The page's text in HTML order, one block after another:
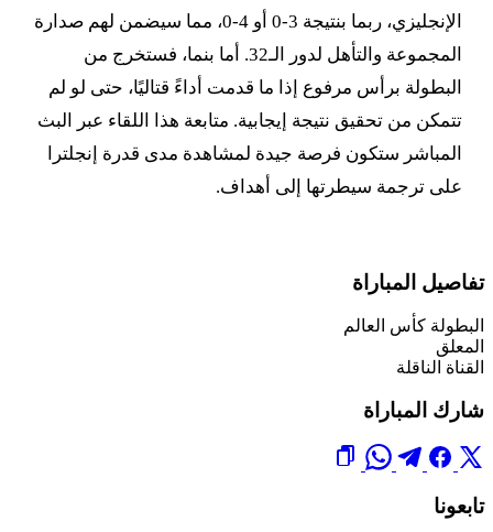
الإنجليزي، ربما بنتيجة 3-0 أو 4-0، مما سيضمن لهم صدارة
المجموعة والتأهل لدور الـ32. أما بنما، فستخرج من
البطولة برأس مرفوع إذا ما قدمت أداءً قتاليًا، حتى لو لم
تتمكن من تحقيق نتيجة إيجابية. متابعة هذا اللقاء عبر البث
المباشر ستكون فرصة جيدة لمشاهدة مدى قدرة إنجلترا
على ترجمة سيطرتها إلى أهداف.
تفاصيل المباراة
البطولة كأس العالم
المعلق
القناة الناقلة
شارك المباراة
تابعونا